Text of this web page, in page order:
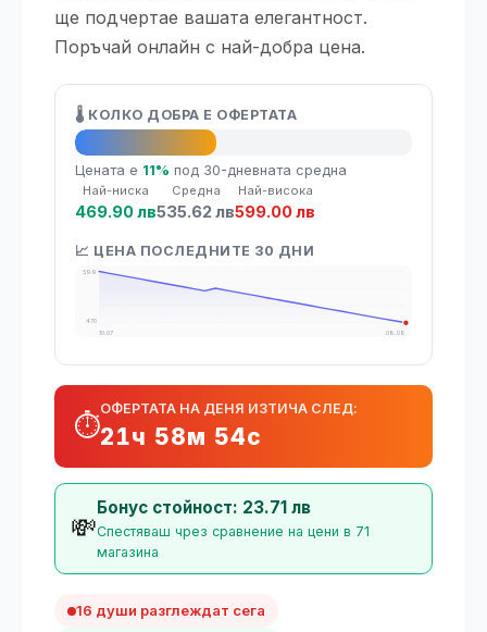
ще подчертае вашата елегантност.
Поръчай онлайн с най-добра цена.
🌡️ КОЛКО ДОБРА Е ОФЕРТАТА
👍 Добра оферта
Цената е 11% под 30-дневната средна
Най-ниска
469.90 лв
Средна
535.62 лв
Най-висока
599.00 лв
📈 ЦЕНА ПОСЛЕДНИТЕ 30 ДНИ
599
470
10.07
08.08
⏱️
ОФЕРТАТА НА ДЕНЯ ИЗТИЧА СЛЕД:
21ч 58м 54с
💸
Бонус стойност: 23.71 лв
Спестяваш чрез сравнение на цени в 71
магазина
16 души разглеждат сега